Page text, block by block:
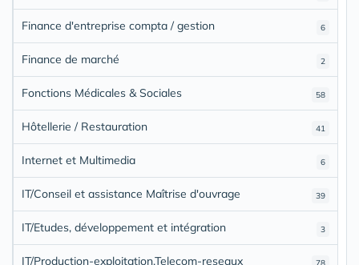
6
Finance d'entreprise compta / gestion
2
Finance de marché
58
Fonctions Médicales & Sociales
41
Hôtellerie / Restauration
6
Internet et Multimedia
39
IT/Conseil et assistance Maîtrise d'ouvrage
3
IT/Etudes, développement et intégration
78
IT/Production-exploitation,Telecom-reseaux